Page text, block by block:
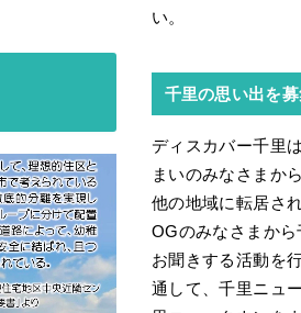
い。
千里の思い出を
ディスカバー千里
まいのみなさまか
他の地域に転居さ
OGのみなさまか
お聞きする活動を
通して、千里ニュ